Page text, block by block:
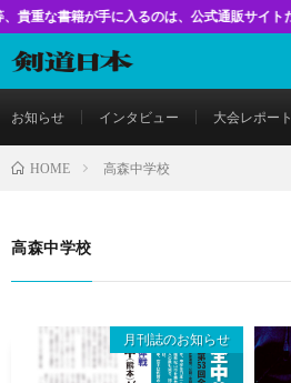
手に入るのは、公式通販サイトだけ！
お知らせ インタビュー 大会レポート
HOME 高森中学校
高森中学校
月刊誌のお知らせ